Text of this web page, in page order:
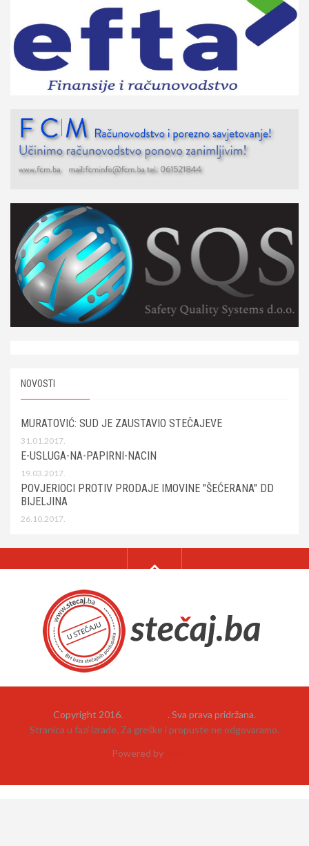
NOVOSTI
MURATOVIĆ: SUD JE ZAUSTAVIO STEČAJEVE
31.01.2017.
E-USLUGA-NA-PAPIRNI-NACIN
19.03.2017.
POVJERIOCI PROTIV PRODAJE IMOVINE "ŠEĆERANA" DD
BIJELJINA
26.10.2017.
Copyright 2016.
. Sva prava pridržana.
Stranica u fazi izrade. Za greške i propuste ne odgovaramo.
Powered by